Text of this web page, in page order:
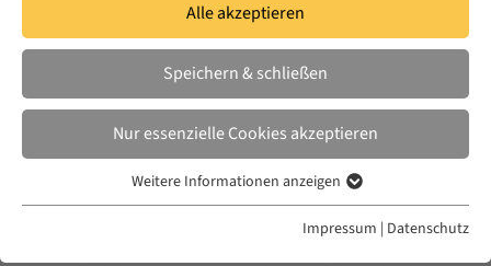
FR. 07 DEZ. 2007
DI/VISIONS: Culture and Politics of
the Middle East
Alle akzeptieren
Speichern & schließen
Nur essenzielle Cookies akzeptieren
Essenzielle Cookies werden für grundlegende Funktionen der
Weitere Informationen anzeigen
Impressum | Datenschutz